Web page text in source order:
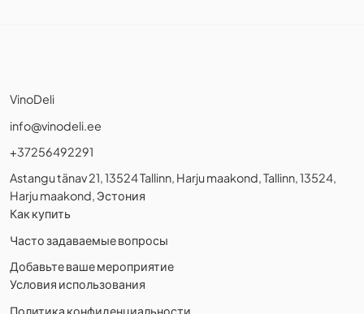
VinoDeli
info@vinodeli.ee
+37256492291
Astangu tänav 21, 13524 Tallinn, Harju maakond, Tallinn, 13524,
Harju maakond, Эстония
Как купить
Часто задаваемые вопросы
Добавьте ваше мероприятие
Условия использования
Политика конфиденциальности